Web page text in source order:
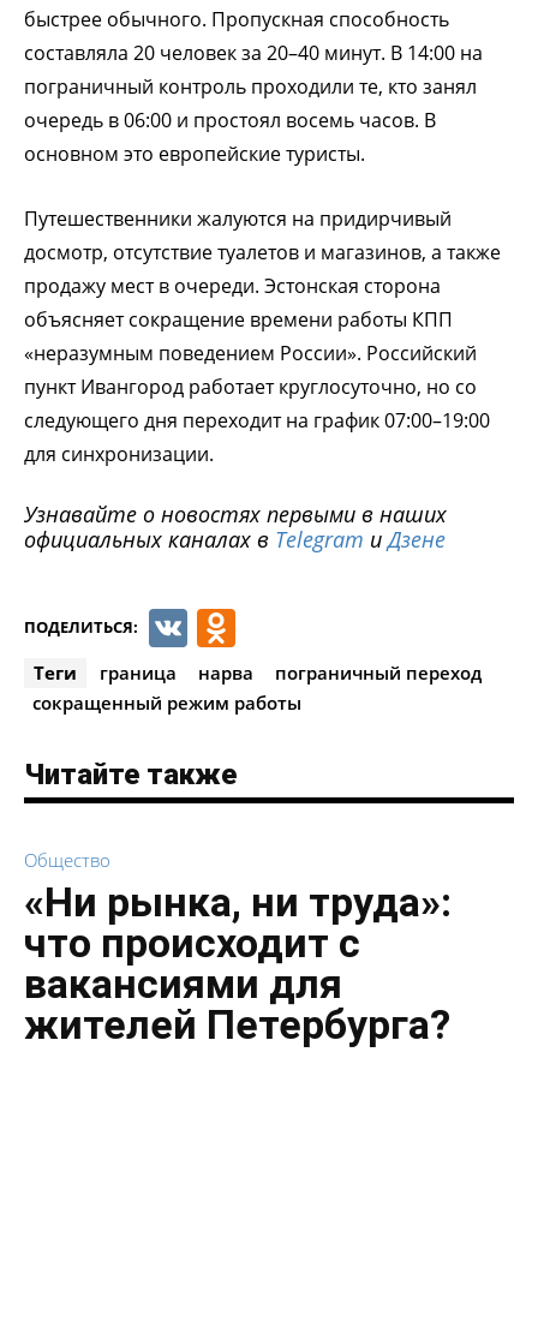
быстрее обычного. Пропускная способность
составляла 20 человек за 20–40 минут. В 14:00 на
пограничный контроль проходили те, кто занял
очередь в 06:00 и простоял восемь часов. В
основном это европейские туристы.
Путешественники жалуются на придирчивый
досмотр, отсутствие туалетов и магазинов, а также
продажу мест в очереди. Эстонская сторона
объясняет сокращение времени работы КПП
«неразумным поведением России». Российский
пункт Ивангород работает круглосуточно, но со
следующего дня переходит на график 07:00–19:00
для синхронизации.
Узнавайте о новостях первыми в наших
официальных каналах в Telegram иДзене
ПОДЕЛИТЬСЯ: VK
Теги граница нарва
пограничный переход
сокращенный режим работы
Читайте также
Общество
«Ни рынка, ни труда»:
что происходит с
вакансиями для
жителей Петербурга?